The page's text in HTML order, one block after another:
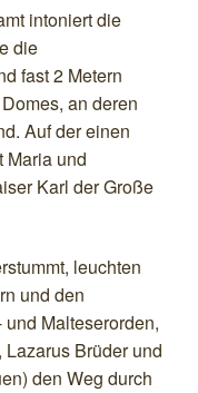
intoniert die
die
fast 2 Metern
an deren
Auf der einen
Maria und
Karl der Große
leuchten
und den
und Malteserorden,
Brüder und
den Weg durch